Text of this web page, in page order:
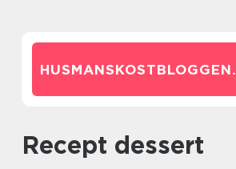
HUSMANSKOSTBLOGGEN.
recept dessert